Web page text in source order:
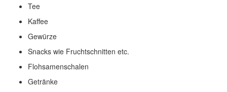
Tee
Kaffee
Gewürze
Snacks wie Fruchtschnitten etc.
Flohsamenschalen
Getränke